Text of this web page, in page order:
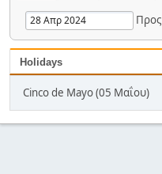
Προς
Holidays
Cinco de Mayo (05 Μαΐου)